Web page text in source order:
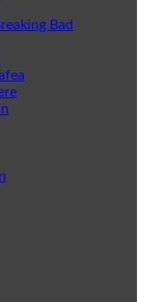
Bad